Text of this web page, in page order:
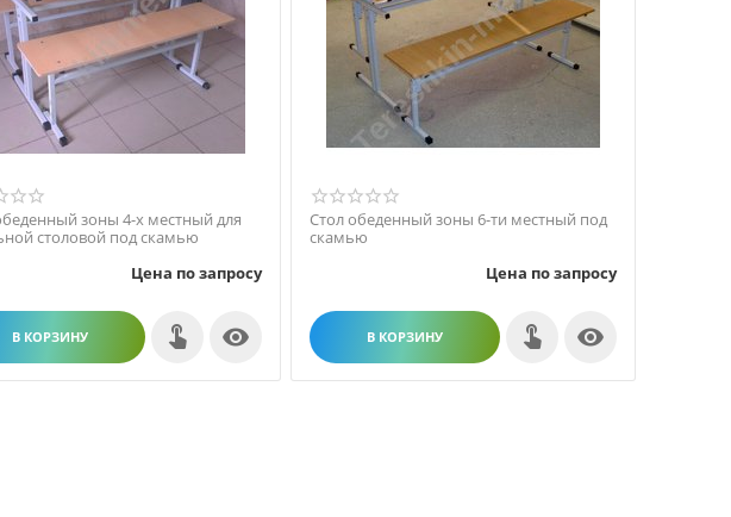
зоны 4-х местный для
столовой под скамью
Цена по запросу
В КОРЗИНУ 
Стол обеденный зоны 6-ти местный под
скамью
Цена по запросу
В КОРЗИНУ 